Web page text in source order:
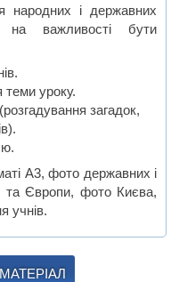
народних і державних
важливості бути
уроку.
загадок,
А3, фото державних і
та Європи, фото Києва,
учнів.